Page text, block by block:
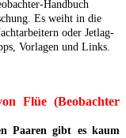
Handbuch
Es weiht in die
oder Jetlag-
Vorlagen und Links.
Flüe (Beobachter
Paaren gibt es kaum